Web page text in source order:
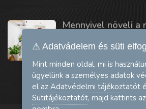
Mennyivel növeli a
⚠ Adatvádelem és süti
Mint minden oldal, mi is
ügyelünk a személyes adatok
el az Adatvédelmi tájékoztatót
Sütitájékoztatót, majd kattints az